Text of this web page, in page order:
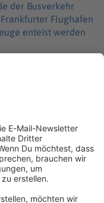
der Busverkehr
Flughafen
enteist werden
kommt der
Mehrere Inseln
- darunter